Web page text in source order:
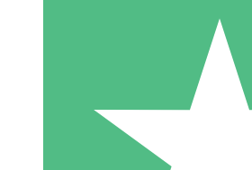
Individuelle
Zahlen Sie nach Bedarf mit
monatliche Verpflichtung